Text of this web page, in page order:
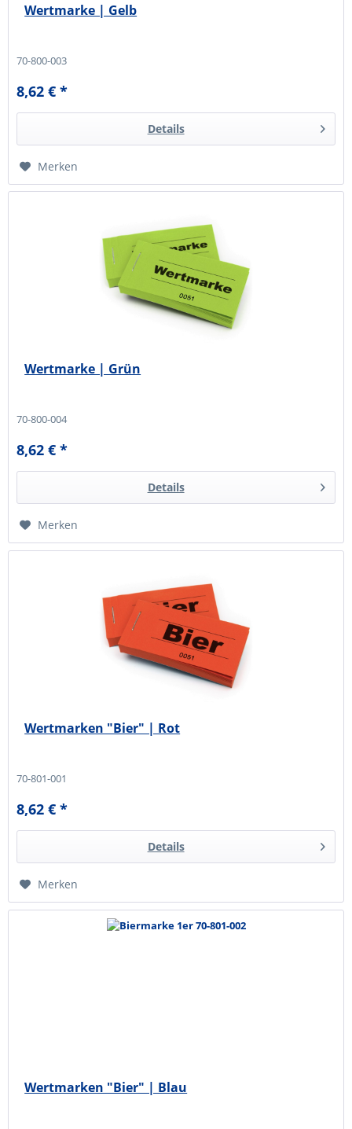
Wertmarke | Gelb
70-800-003
8,62 € *
Details
Merken
Wertmarke | Grün
70-800-004
8,62 € *
Details
Merken
Wertmarken "Bier" | Rot
70-801-001
8,62 € *
Details
Merken
Wertmarken "Bier" | Blau